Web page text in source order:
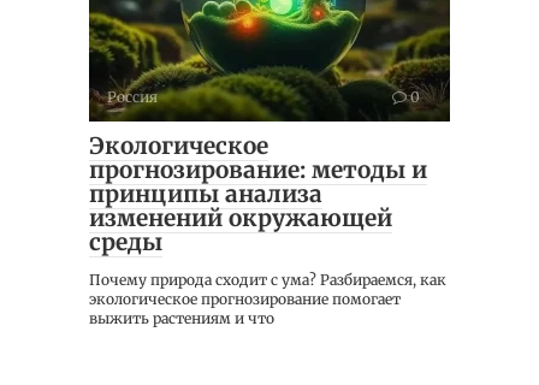
Россия 0
Экологическое
прогнозирование: методы и
принципы анализа
изменений окружающей
среды
Почему природа сходит с ума? Разбираемся, как
экологическое прогнозирование помогает
выжить растениям и что